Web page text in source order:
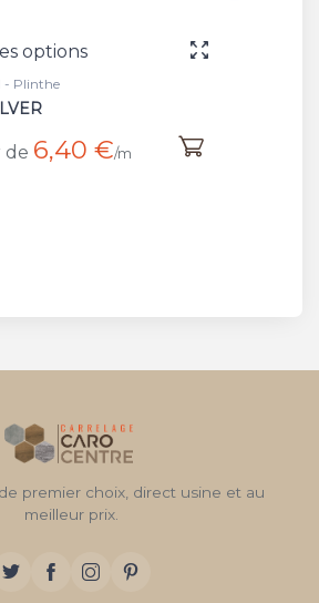
options
- Plinthe
de 6,40 €/m
premier choix, direct usine et au
meilleur prix.